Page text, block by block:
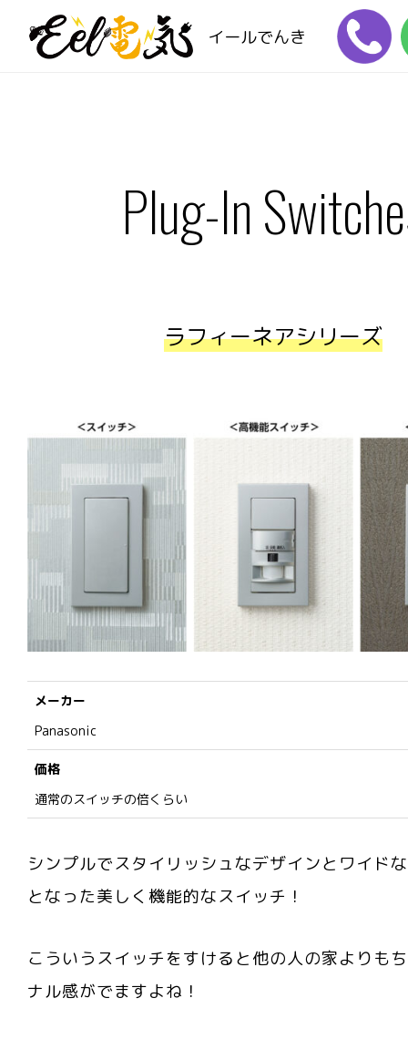
イールでんき
Plug-In
ラフィーネアシリーズ
メーカー
Panasonic
価格
通常のスイッチの倍くらい
シンプルでスタイリッシュなデザインとワイド
となった美しく機能的なスイッチ！
こういうスイッチをすけると他の人の家よりも
ナル感がでますよね！